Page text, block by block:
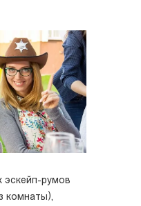
эскейп-румов
комнаты),